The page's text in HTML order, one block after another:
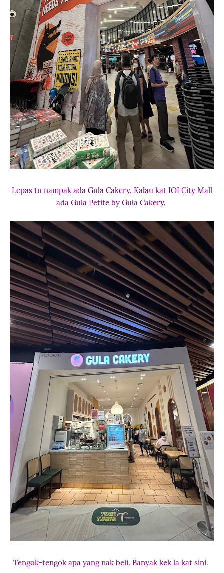
Lepas tu nampak ada Gula Cakery. Kalau kat IOI City Mall
ada Gula Petite by Gula Cakery.
Tengok-tengok apa yang nak beli. Banyak kek la kat sini.